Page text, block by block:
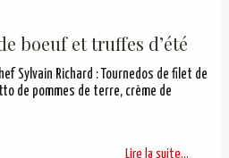
boeuf et truffes d’été
Sylvain Richard : Tournedos de filet de
de pommes de terre, crème de
Lire la suite...